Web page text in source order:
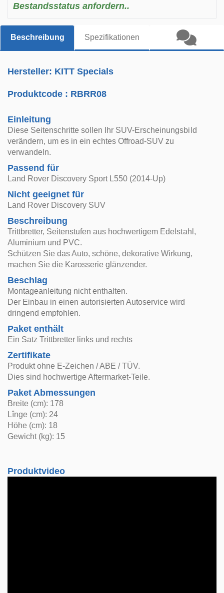
Bestandsstatus anfordern..
Beschreibung Spezifikationen
Hersteller: KITT Specials
Produktcode : RBRR08
Einleitung
Diese Seitenschritte sollen Ihr SUV-Erscheinungsbild
verändern, um es in ein echtes Offroad-SUV zu
verwandeln.
Passend für
Land Rover Discovery Sport L550 (2014-Up)
Nicht geeignet für
Land Rover Discovery SUV
Beschreibung
Trittbretter, Seitenstufen aus hochwertigem Edelstahl,
Aluminium und PVC.
Schützen Sie das Auto, schöne, dekorative Wirkung,
machen Sie die Karosserie glänzender.
Beschlag
Montageanleitung nicht enthalten.
Der Einbau in einen autorisierten Autoservice wird
dringend empfohlen.
Paket enthält
Ein Satz Trittbretter links und rechts
Zertifikate
Produkt ohne E-Zeichen / ABE / TÜV.
Dies sind hochwertige Aftermarket-Teile.
Paket Abmessungen
Breite (cm): 178
Lînge (cm): 24
Höhe (cm): 18
Gewicht (kg): 15
Produktvideo